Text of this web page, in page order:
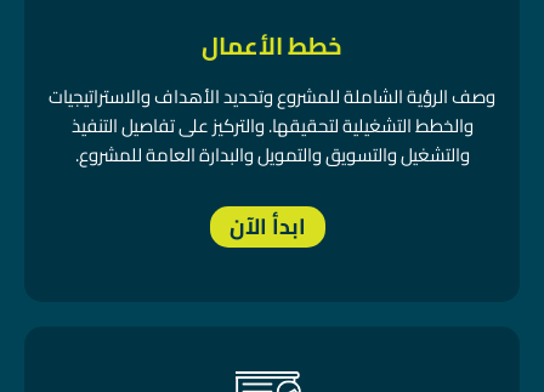
خطط الأعمال
وصف الرؤية الشاملة للمشروع وتحديد الأهداف والاستراتيجيات
والخطط التشغيلية لتحقيقها. والتركيز على تفاصيل التنفيذ
والتشغيل والتسويق والتمويل والبدارة العامة للمشروع.
ابدأ الآن